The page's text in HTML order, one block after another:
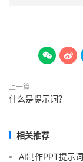
 
上一篇
什么是提示词？
相关推荐
AI制作PPT提示